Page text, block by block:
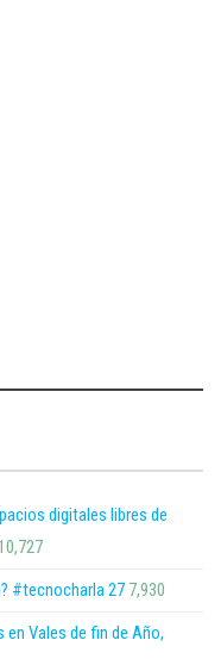
digitales libres de
10,727
#tecnocharla 27 7,930
en Vales de fin de Año,